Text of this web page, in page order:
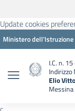
Update cookies
Ministero
I.C. n.
Indirizzo
Elio
Messina